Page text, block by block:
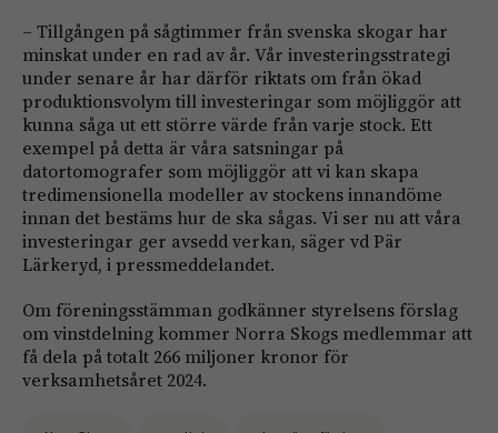
– Tillgången på sågtimmer från svenska skogar har
minskat under en rad av år. Vår investeringsstrategi
under senare år har därför riktats om från ökad
produktionsvolym till investeringar som möjliggör att
kunna såga ut ett större värde från varje stock. Ett
exempel på detta är våra satsningar på
datortomografer som möjliggör att vi kan skapa
tredimensionella modeller av stockens innandöme
innan det bestäms hur de ska sågas. Vi ser nu att våra
investeringar ger avsedd verkan, säger vd Pär
Lärkeryd, i pressmeddelandet.
Om föreningsstämman godkänner styrelsens förslag
om vinstdelning kommer Norra Skogs medlemmar att
få dela på totalt 266 miljoner kronor för
verksamhetsåret 2024.